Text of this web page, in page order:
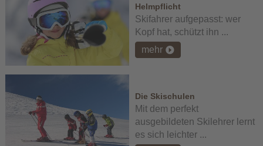
Helmpflicht
Skifahrer aufgepasst: wer
Kopf hat, schützt ihn ...
mehr
Die Skischulen
Mit dem perfekt
ausgebildeten Skilehrer lernt
es sich leichter ...